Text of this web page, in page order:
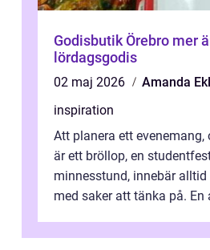
Godisbutik Örebro mer än bara
lördagsgodis
02 maj 2026
Amanda
inspiration
Att planera ett evenemang,
är ett bröllop, en
minnesstund, innebär
med saker att tänka på. En